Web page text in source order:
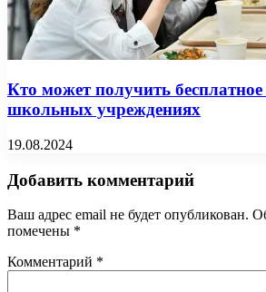
Кто может получить
школьных учреждениях
19.08.2024
Добавить комментарий
Ваш адрес email не будет опубликован.
помечены *
Комментарий *